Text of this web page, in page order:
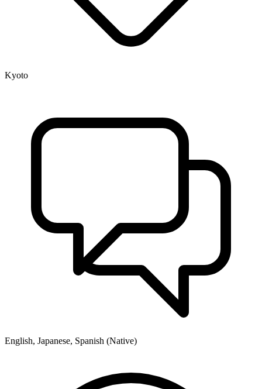
Kyoto
English, Japanese, Spanish (Native)